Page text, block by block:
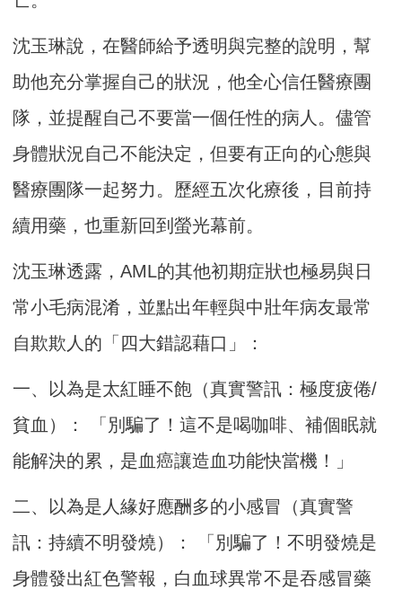
沈玉琳說，在醫師給予透明與完整的說明，幫
助他充分掌握自己的狀況，他全心信任醫療團
隊，並提醒自己不要當一個任性的病人。儘管
身體狀況自己不能決定，但要有正向的心態與
醫療團隊一起努力。歷經五次化療後，目前持
續用藥，也重新回到螢光幕前。
沈玉琳透露，AML的其他初期症狀也極易與日
常小毛病混淆，並點出年輕與中壯年病友最常
自欺欺人的「四大錯認藉口」：
一、以為是太紅睡不飽（真實警訊：極度疲倦/
貧血）： 「別騙了！這不是喝咖啡、補個眠就
能解決的累，是血癌讓造血功能快當機！」
二、以為是人緣好應酬多的小感冒（真實警
訊：持續不明發燒）： 「別騙了！不明發燒是
身體發出紅色警報，白血球異常不是吞感冒藥